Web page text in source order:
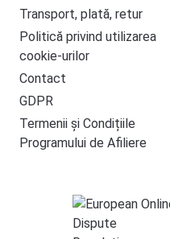
Transport, plată, retur
Politică privind utilizarea
cookie-urilor
Contact
GDPR
Termenii și Condițiile
Programului de Afiliere